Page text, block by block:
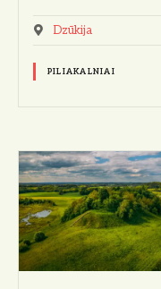
Dzūkija
PILIAKALNIAI